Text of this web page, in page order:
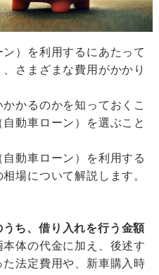
）を利用するにあたって
さまざまな費用がかかり
かるのかを知っておくこ
動車ローン）を選ぶこと
動車ローン）を利用する
場について解説します。
ち、借り入れを行う金額
体の代金に加え、後述す
法定費用や、新車購入時